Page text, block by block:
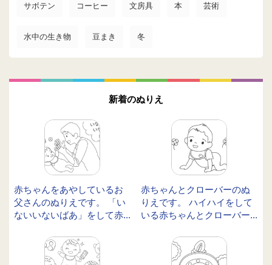
サボテン コーヒー 文房具 本 芸術
水中の生き物 豆まき 冬
新着のぬりえ
赤ちゃんをあやしているお
父さんのぬりえです。 「い
ないいないばあ」をして赤...
赤ちゃんとクローバーのぬ
りえです。 ハイハイをして
いる赤ちゃんとクローバー...